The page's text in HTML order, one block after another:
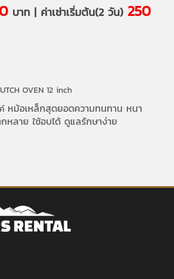
บาท | ค่าเช่าเริ่มต้น(2 วัน) 250
OVEN 12 inch
หม้อเหล็กสุดยอดความทนทาน หนา
หลาย ใช้อบได้ ดูแลรักษาง่าย